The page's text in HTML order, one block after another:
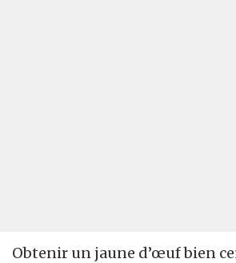
Obtenir un jaune d’œuf bien